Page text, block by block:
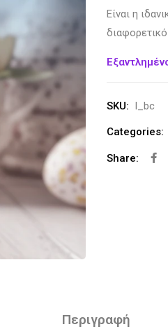
Είναι η
SKU: l_bc
Categories:
Share:
Περιγραφή